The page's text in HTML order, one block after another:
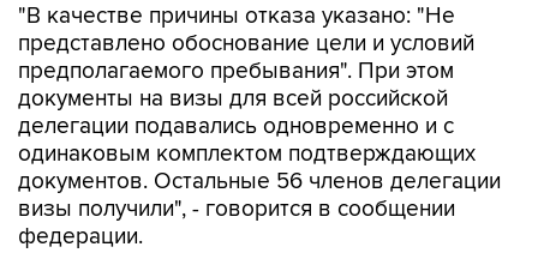
"В качестве причины отказа указано: "Не
представлено обоснование цели и условий
предполагаемого пребывания". При этом
документы на визы для всей российской
делегации подавались одновременно и с
одинаковым комплектом подтверждающих
документов. Остальные 56 членов делегации
визы получили", - говорится в сообщении
федерации.